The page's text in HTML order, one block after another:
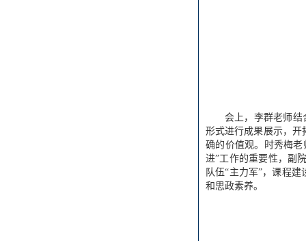
会上，李群老师结
形式进行成果展示，开
确的价值观。时秀梅
进”工作的重要性，副
队伍“主力军”，课程
和思政素养。